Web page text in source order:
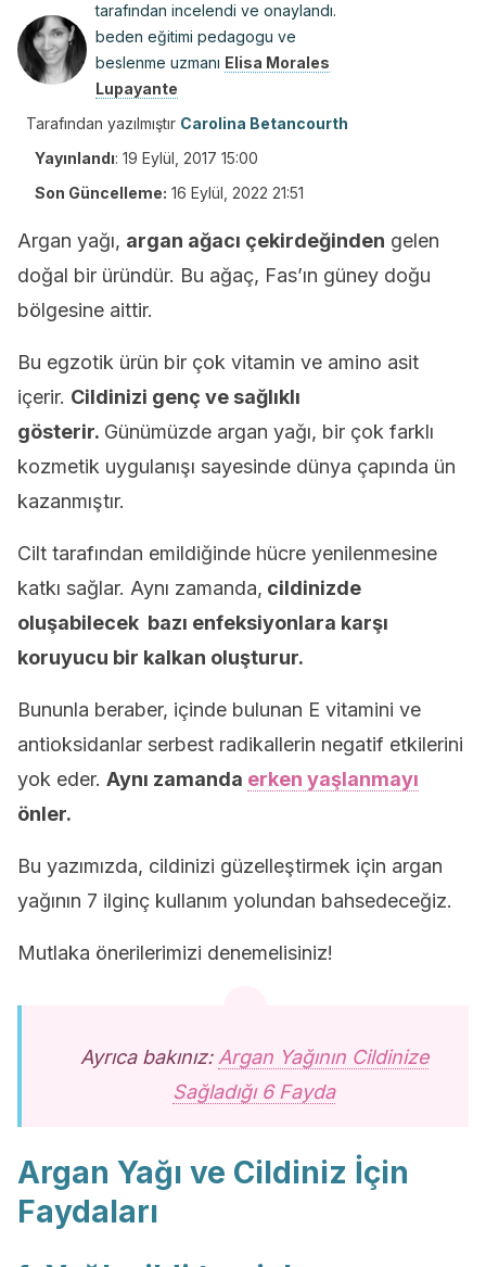
tarafından incelendi ve onaylandı.
beden eğitimi pedagogu ve
beslenme uzmanı Elisa Morales
Lupayante
Tarafından yazılmıştır Carolina Betancourth
Yayınlandı: 19 Eylül, 2017 15:00
Son Güncelleme: 16 Eylül, 2022 21:51
Argan yağı, argan ağacı çekirdeğinden gelen
doğal bir üründür. Bu ağaç, Fas’ın güney doğu
bölgesine aittir.
Bu egzotik ürün bir çok vitamin ve amino asit
içerir. Cildinizi genç ve sağlıklı
gösterir. Günümüzde argan yağı, bir çok farklı
kozmetik uygulanışı sayesinde dünya çapında ün
kazanmıştır.
Cilt tarafından emildiğinde hücre yenilenmesine
katkı sağlar. Aynı zamanda, cildinizde
oluşabilecek bazı enfeksiyonlara karşı
koruyucu bir kalkan oluşturur.
Bununla beraber, içinde bulunan E vitamini ve
antioksidanlar serbest radikallerin negatif etkilerini
yok eder. Aynı zamanda erken yaşlanmayı
önler.
Bu yazımızda, cildinizi güzelleştirmek için argan
yağının 7 ilginç kullanım yolundan bahsedeceğiz.
Mutlaka önerilerimizi denemelisiniz!
Ayrıca bakınız: Argan Yağının Cildinize
Sağladığı 6 Fayda
Argan Yağı ve Cildiniz İçin
Faydaları